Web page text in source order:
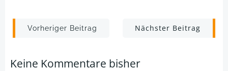
Post
navigation
Vorheriger Beitrag
Post
navigation
Nächster Beitrag
Keine Kommentare bisher